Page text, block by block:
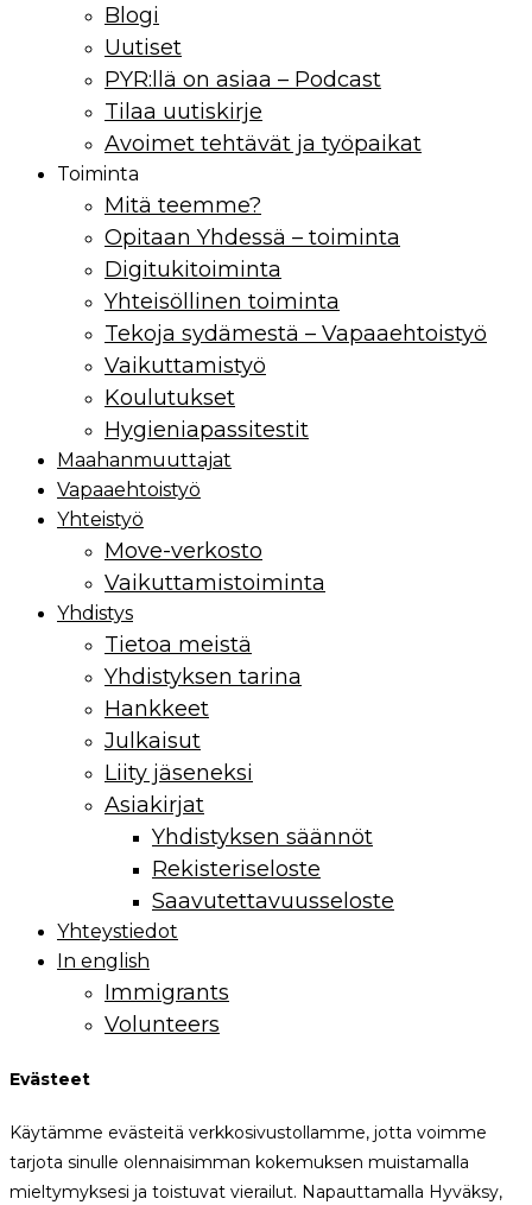
Blogi
Uutiset
PYR:llä on asiaa – Podcast
Tilaa uutiskirje
Avoimet tehtävät ja työpaikat
Toiminta
Mitä teemme?
Opitaan Yhdessä – toiminta
Digitukitoiminta
Yhteisöllinen toiminta
Tekoja sydämestä – Vapaaehtoistyö
Vaikuttamistyö
Koulutukset
Hygieniapassitestit
Maahan­muuttajat
Vapaaehtoistyö
Yhteistyö
Move-verkosto
Vaikuttamis­toiminta
Yhdistys
Tietoa meistä
Yhdistyksen tarina
Hankkeet
Julkaisut
Liity jäseneksi
Asiakirjat
Yhdistyksen säännöt
Rekisteriseloste
Saavutettavuusseloste
Yhteystiedot
In english
Immigrants
Volunteers
Evästeet
Käytämme evästeitä verkkosivustollamme, jotta voimme
tarjota sinulle olennaisimman kokemuksen muistamalla
mieltymyksesi ja toistuvat vierailut. Napauttamalla Hyväksy,